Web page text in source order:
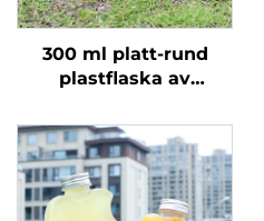
300 ml platt-rund
plastflaska av
som kan hålla juice
och mjölkte